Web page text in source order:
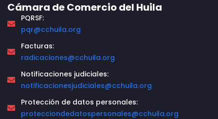
Cámara de Comercio del Huila
PQRSF:
pqr@cchuila.org
Facturas:
radicaciones@cchuila.org
Notificaciones judiciales:
notificacionesjudiciales@cchuila.org
Protección de datos personales:
protecciondedatospersonales@cchuila.org